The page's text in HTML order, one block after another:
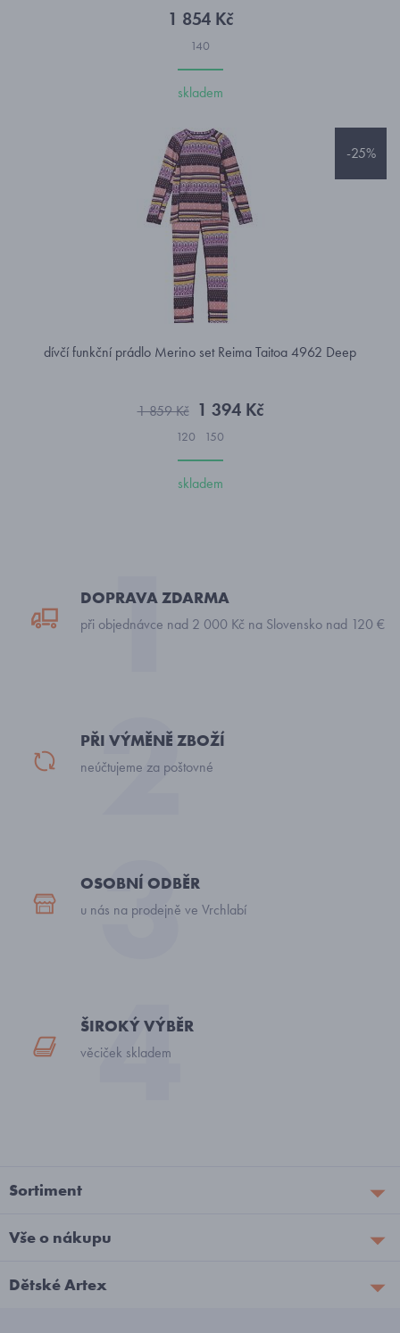
1 854 Kč
140
skladem
-25%
dívčí funkční prádlo Merino set Reima Taitoa 4962 Deep
1 859 Kč 1 394 Kč
120 150
skladem
DOPRAVA ZDARMA
při objednávce nad 2 000 Kč na Slovensko nad 120 €
PŘI VÝMĚNĚ ZBOŽÍ
neúčtujeme za poštovné
OSOBNÍ ODBĚR
u nás na prodejně ve Vrchlabí
ŠIROKÝ VÝBĚR
věciček skladem
Sortiment
Vše o nákupu
Dětské Artex